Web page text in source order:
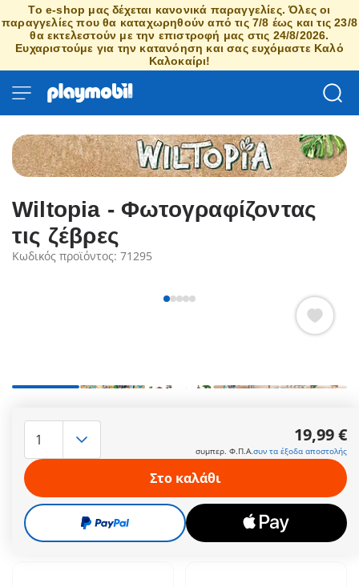
Το e-shop μας δέχεται κανονικά παραγγελίες. Όλες οι
παραγγελίες που θα καταχωρηθούν από τις 7/8 έως και τις 23/8
θα εκτελεστούν με την επιστροφή μας στις 24/8/2026.
Ευχαριστούμε για την κατανόηση και σας ευχόμαστε Καλό
Καλοκαίρι!
Wiltopia - Φωτογραφίζοντας
τις ζέβρες
Κωδικός προϊόντος: 71295
αντιληπτός. Η έκφραση του προσώπου της φιγούρας
PLAYMOBIL αλλάζει, εάν περιστρέψετε το κεφάλι της.
Περισσότερες πληροφορίες
19,99 €
συμπερ. Φ.Π.Α. συν τα έξοδα αποστολής
19,99 €
συμπερ. Φ.Π.Α.συν τα έξοδα αποστολής
Στο καλάθι